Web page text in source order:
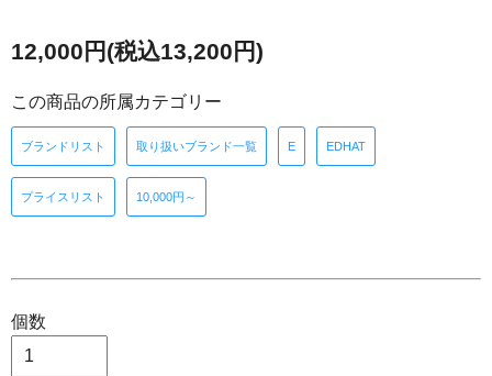
12,000円(税込13,200円)
この商品の所属カテゴリー
ブランドリスト 取り扱いブランド一覧 E EDHAT
プライスリスト 10,000円～
個数